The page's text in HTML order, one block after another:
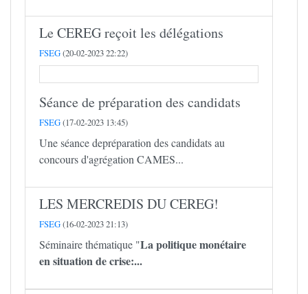
Le CEREG reçoit les délégations
FSEG(20-02-2023 22:22)
Séance de préparation des candidats
FSEG(17-02-2023 13:45)
Une séance depréparation des candidats au
concours d'agrégation CAMES...
LES MERCREDIS DU CEREG!
FSEG(16-02-2023 21:13)
Séminaire thématique "La politique monétaire
en situation de crise:...